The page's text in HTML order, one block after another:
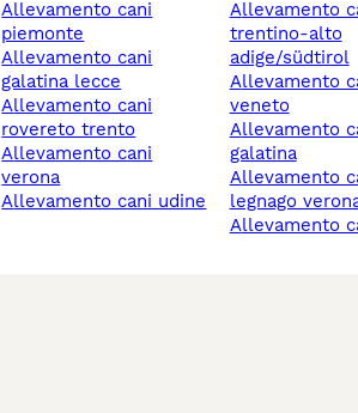
allevamento cani
piemonte
allevamento cani
galatina lecce
allevamento cani
rovereto trento
allevamento cani
verona
allevamento cani udine
allevamento cani
trentino-alto
adige/südtirol
allevamento cani
veneto
allevamento cani
galatina
allevamento cani
legnago
allevamento